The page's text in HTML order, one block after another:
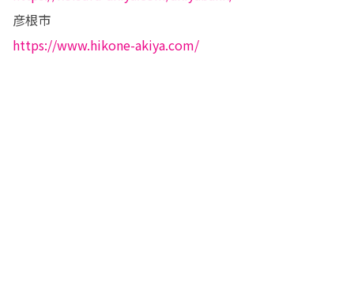
https://www.hikone-akiya.com/